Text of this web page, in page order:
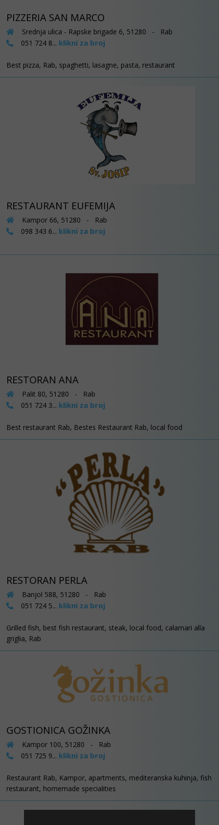
PIZZERIA SAN MARCO
Srednja ulica - Rapske brigade 6, 51280 - Rab
051 724 8... klikni za broj
Best pizza, Rab, spaghetti, lasagne, pasta, restaurant
RESTAURANT EUFEMIJA
Kampor 66, 51280 - Rab
098 343 6... klikni za broj
RESTORAN ANA
Palit 80, 51280 - Rab
051 724 3... klikni za broj
Best restaurant Rab, Bestes Restaurant Rab, local food
RESTORAN PERLA
Banjol 588, 51280 - Rab
051 724 5... klikni za broj
Grilled fish, best fish restaurant, steak, local food, calamari alla
griglia, Rab
GOSTIONICA GOŽINKA
Kampor 100, 51280 - Rab
051 725 9... klikni za broj
Restaurant Rab, Kampor, apartments, mediteranska kuhinja, fish
restaurant, homemade specialities